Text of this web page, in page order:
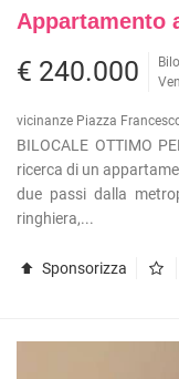
Appartamento
€ 240.000
vicinanze Piazza
BILOCALE OTTIMO
ricerca di un
due passi dalla
ringhiera,...
Sponsorizza